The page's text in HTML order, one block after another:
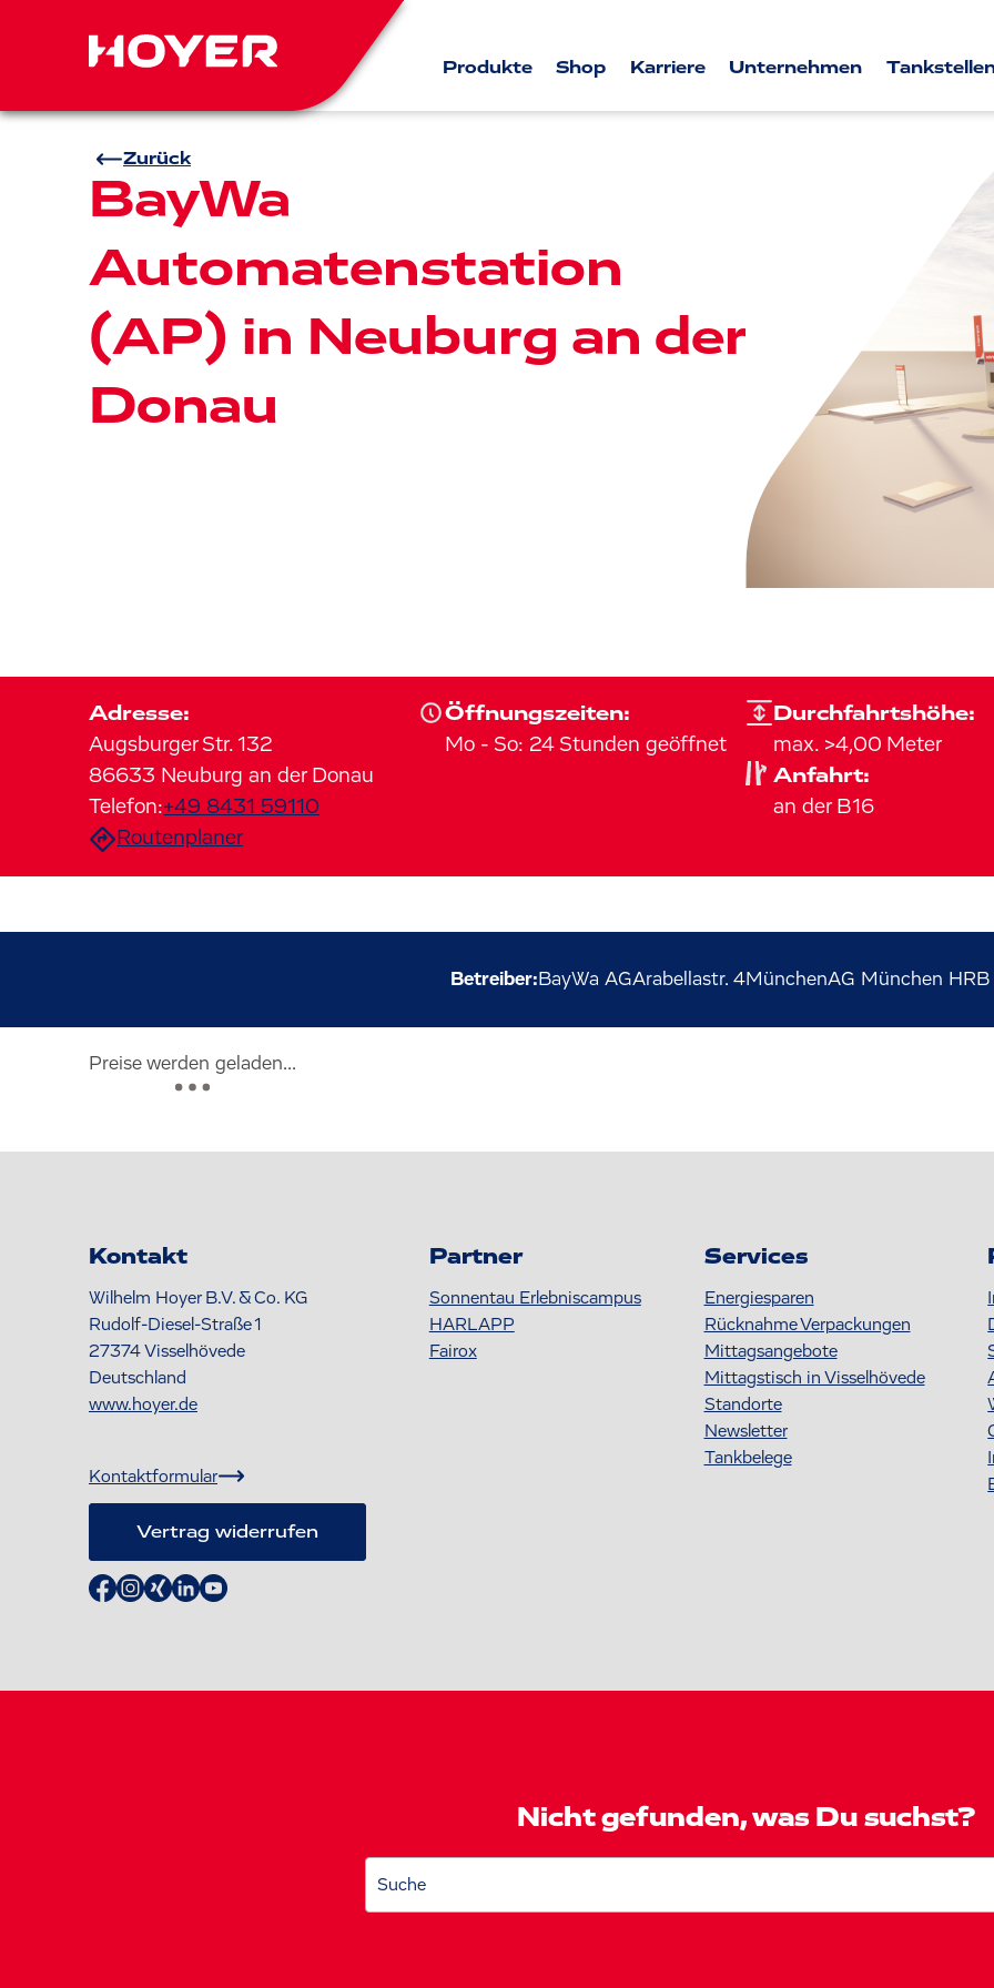
Produkte Shop Karriere Unternehmen
Zurück
BayWa
Automatenstation
(AP) in Neuburg an der
Donau
Adresse:
Augsburger Str. 132
86633 Neuburg an der Donau
Telefon:+49 8431 59110
Routenplaner
Öffnungszeiten:
Mo - So: 24 Stunden geöffnet
Durchfahrtshöhe:
max. >4,00 Meter
Anfahrt:
an der B16
Betreiber: BayWa AGArabellastr. 4MünchenAG München
Preise werden geladen...
Kontakt
Wilhelm Hoyer B.V. & Co. KG
Rudolf-Diesel-Straße 1
27374Visselhövede
Deutschland
www.hoyer.de
Kontaktformular
Vertrag widerrufen
Partner
Sonnentau Erlebniscampus
HARLAPP
Fairox
Services
Energiesparen
Rücknahme Verpackungen
Mittagsangebote
Mittagstisch in Visselhövede
Standorte
Newsletter
Tankbelege
Nicht gefunden, was Du suchst?
Suche